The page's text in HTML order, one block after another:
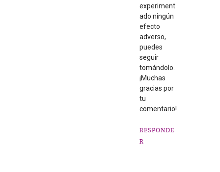
experiment
ado ningún
efecto
adverso,
puedes
seguir
tomándolo.
¡Muchas
gracias por
tu
comentario!
RESPONDE
R